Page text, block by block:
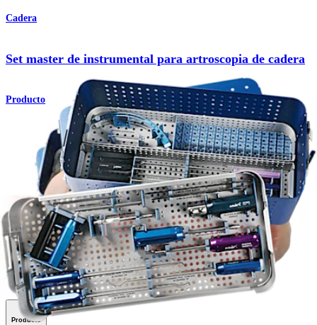
Cadera
Set master de instrumental para artroscopia de cadera
Producto
¿Cómo podemos ayudarlo?
Contacte a un representante
Ver eventos, laboratorios y oportunidades educativas
Regístrese para recibir: ¿Qué hay de nuevo en Arthrex?
Conéctese con nosotros
Procedimiento
HombroRodillaCodoMano y muñecaPie y
tobilloCaderaOrtobiológicosCirugía cardiotorácica Columna vertebral
Producto